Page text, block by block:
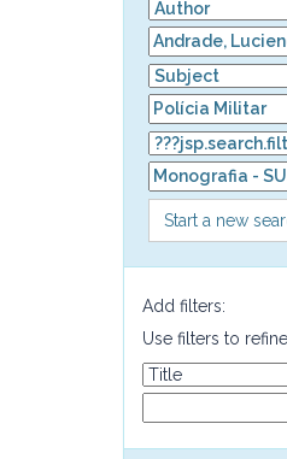
Start a new
Add filters:
Use filters to